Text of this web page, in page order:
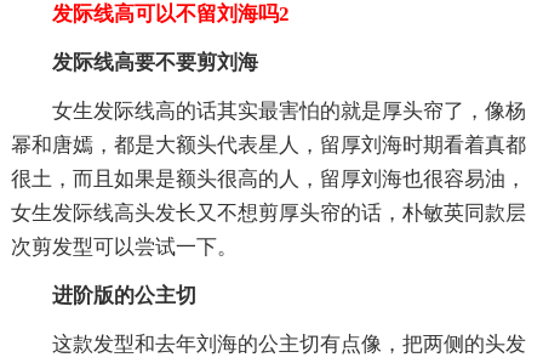
发际线高可以不留刘海吗2
发际线高要不要剪刘海
女生发际线高的话其实最害怕的就是厚头帘了，像杨
幂和唐嫣，都是大额头代表星人，留厚刘海时期看着真都
很土，而且如果是额头很高的人，留厚刘海也很容易油，
女生发际线高头发长又不想剪厚头帘的话，朴敏英同款层
次剪发型可以尝试一下。
进阶版的公主切
这款发型和去年刘海的公主切有点像，把两侧的头发